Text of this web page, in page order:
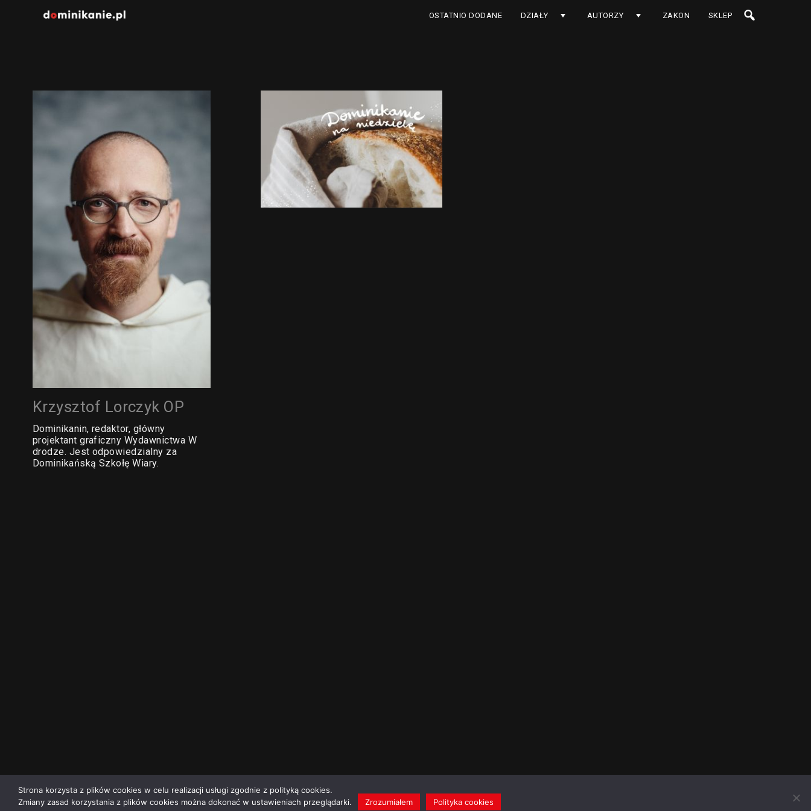
OSTATNIO DODANE DZIAŁY AUTORZY ZAKON SKLEP
Krzysztof Lorczyk OP
Dominikanin, redaktor, główny
projektant graficzny Wydawnictwa W
drodze. Jest odpowiedzialny za
Dominikańską Szkołę Wiary.
Strona korzysta z plików cookies w celu realizacji usługi zgodnie z polityką cookies.
Zmiany zasad korzystania z plików cookies można dokonać w ustawieniach przeglądarki.
Zrozumiałem Polityka cookies